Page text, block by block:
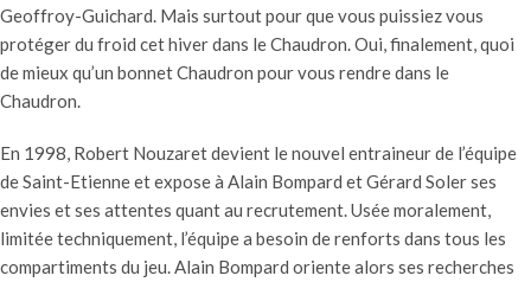
Geoffroy-Guichard. Mais surtout pour que vous puissiez vous
protéger du froid cet hiver dans le Chaudron. Oui, finalement, quoi
de mieux qu’un bonnet Chaudron pour vous rendre dans le
Chaudron.
En 1998, Robert Nouzaret devient le nouvel entraineur de l’équipe
de Saint-Etienne et expose à Alain Bompard et Gérard Soler ses
envies et ses attentes quant au recrutement. Usée moralement,
limitée techniquement, l’équipe a besoin de renforts dans tous les
compartiments du jeu. Alain Bompard oriente alors ses recherches